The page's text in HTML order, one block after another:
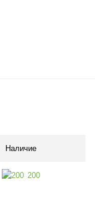
Наличие
200